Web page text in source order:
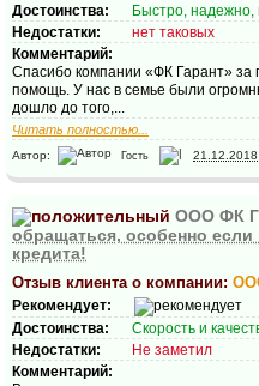
Достоинства:
Быстро, надежно,
Недостатки:
нет таковых
Комментарий:
Спасибо компании «ФК Гарант» за
помощь. У нас в семье были
дошло до того,...
Читать полностью...
Автор: Гость 21.12.2018
ООО ФК
обращаться, особенно
кредита!
Отзыв клиента о компании:
Рекомендует:
Достоинства:
Скорость и
Недостатки:
Не заметил
Комментарий: